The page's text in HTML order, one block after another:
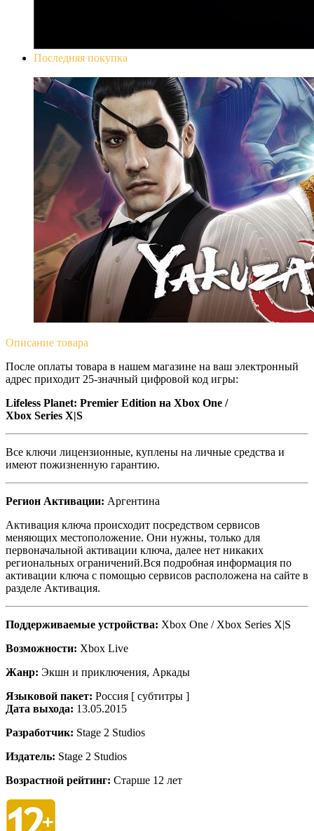
Последняя покупка
Описание товара
После оплаты товара в нашем магазине на ваш электронный
адрес приходит 25-значный цифровой код игры:
Lifeless Planet: Premier Edition на Xbox One /
Xbox Series X|S
Все ключи лицензионные, куплены на личные средства и
имеют пожизненную гарантию.
Регион Активации: Аргентина
Активация ключа происходит посредством сервисов
меняющих местоположение. Они нужны, только для
первоначальной активации ключа, далее нет никаких
региональных ограничений.Вся подробная информация по
активации ключа с помощью сервисов расположена на сайте в
разделе Активация.
Поддерживаемые устройства: Xbox One / Xbox Series X|S
Возможности: Xbox Live
Жанр: Экшн и приключения, Аркады
Языковой пакет: Россия [ субтитры ]
Дата выхода: 13.05.2015
Разработчик: Stage 2 Studios
Издатель: Stage 2 Studios
Возрастной рейтинг: Старше 12 лет